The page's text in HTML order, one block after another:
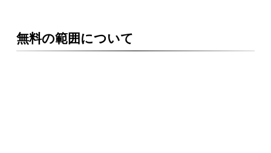
無料の範囲について